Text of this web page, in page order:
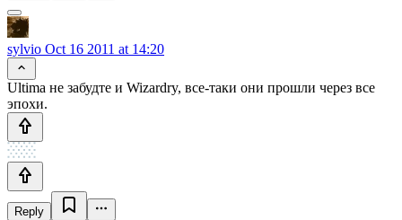
sylvio Oct 16 2011 at 14:20
Ultima не забудте и Wizardry, все-таки они прошли через все
эпохи.
Reply